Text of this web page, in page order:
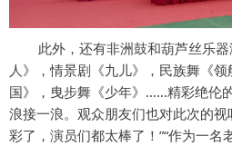
此外，还有非洲鼓和葫芦丝乐
人》，情景剧《九儿》，民族舞《
国》，曳步舞《少年》……精彩绝伦
浪接一浪。观众朋友们也对此次的
彩了，演员们都太棒了！”“作为一